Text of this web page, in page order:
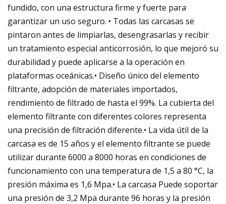
fundido, con una estructura firme y fuerte para
garantizar un uso seguro. • Todas las carcasas se
pintaron antes de limpiarlas, desengrasarlas y recibir
un tratamiento especial anticorrosión, lo que mejoró su
durabilidad y puede aplicarse a la operación en
plataformas oceánicas.• Diseño único del elemento
filtrante, adopción de materiales importados,
rendimiento de filtrado de hasta el 99%. La cubierta del
elemento filtrante con diferentes colores representa
una precisión de filtración diferente.• La vida útil de la
carcasa es de 15 años y el elemento filtrante se puede
utilizar durante 6000 a 8000 horas en condiciones de
funcionamiento con una temperatura de 1,5 a 80 °C, la
presión máxima es 1,6 Mpa.• La carcasa Puede soportar
una presión de 3,2 Mpa durante 96 horas y la presión